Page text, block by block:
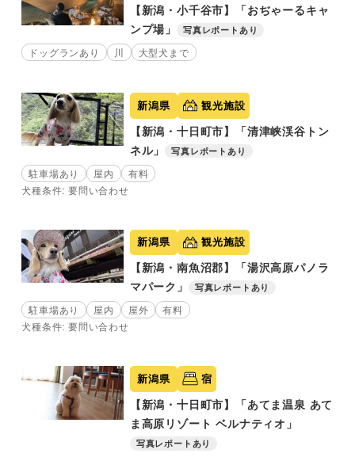
【新潟・小千谷市】「おぢゃーるキャ
ンプ場」
写真レポートあり
ドッグランあり 川 大型犬まで
新潟県 観光施設
【新潟・十日町市】「清津峡渓谷トン
ネル」
写真レポートあり
駐車場あり 屋内
有料
犬種条件: 要問い合わせ
新潟県 観光施設
【新潟・南魚沼郡】「湯沢高原パノラ
マパーク」
写真レポートあり
駐車場あり 屋内 屋外
有料
犬種条件: 要問い合わせ
新潟県 宿
【新潟・十日町市】「あてま温泉 あて
ま高原リゾート ベルナティオ」
写真レポートあり